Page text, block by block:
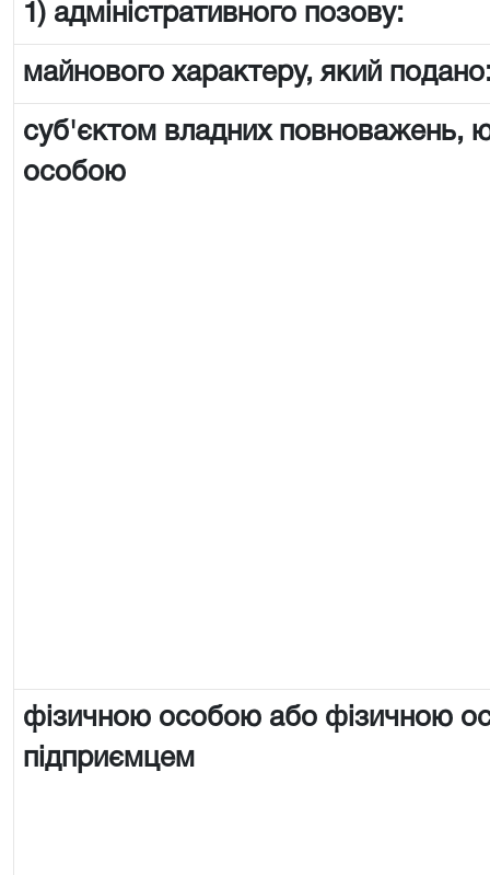
1) адміністративного позову:
майнового характеру, який
суб'єктом владних повноважень,
особою
фізичною особою або фізичною
підприємцем